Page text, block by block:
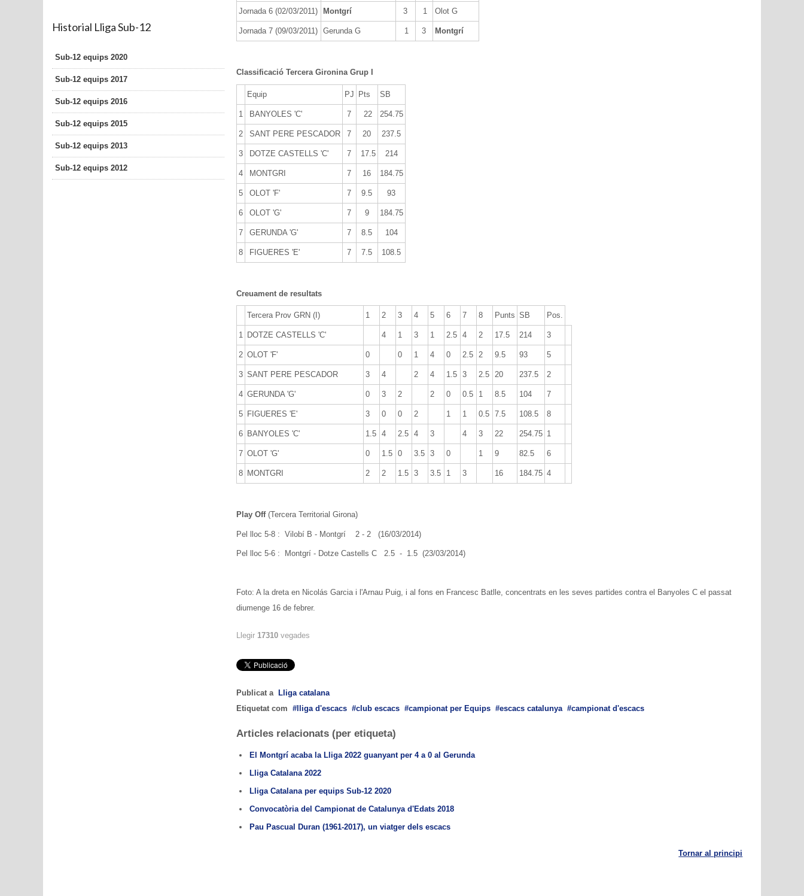
Historial Lliga Sub-12
Sub-12 equips 2020
Sub-12 equips 2017
Sub-12 equips 2016
Sub-12 equips 2015
Sub-12 equips 2013
Sub-12 equips 2012
Jornada 6 (02/03/2011) Montgrí 3 1 Olot G
Jornada 7 (09/03/2011) Gerunda G 1 3 Montgrí
Classificació Tercera Gironina Grup I
Equip PJ Pts SB
1 BANYOLES 'C' 7 22 254.75
2 SANT PERE PESCADOR 7 20 237.5
3 DOTZE CASTELLS 'C' 7 17.5 214
4 MONTGRI 7 16 184.75
5 OLOT 'F' 7 9.5 93
6 OLOT 'G' 7 9 184.75
7 GERUNDA 'G' 7 8.5 104
8 FIGUERES 'E' 7 7.5 108.5
Creuament de resultats
Tercera Prov GRN (I) 1 2 3 4 5 6 7 8 Punts SB Pos.
1 DOTZE CASTELLS 'C' 4 1 3 1 2.5 4 2 17.5 214 3
2 OLOT 'F' 0 0 1 4 0 2.5 2 9.5 93 5
3 SANT PERE PESCADOR 3 4 2 4 1.5 3 2.5 20 237.5 2
4 GERUNDA 'G' 0 3 2 2 0 0.5 1 8.5 104 7
5 FIGUERES 'E' 3 0 0 2 1 1 0.5 7.5 108.5 8
6 BANYOLES 'C' 1.5 4 2.5 4 3 4 3 22 254.75 1
7 OLOT 'G' 0 1.5 0 3.5 3 0 1 9 82.5 6
8 MONTGRI 2 2 1.5 3 3.5 1 3 16 184.75 4
Play Off(Tercera Territorial Girona)
Pel lloc 5-8 : Vilobí B - Montgrí 2 - 2 (16/03/2014)
Pel lloc 5-6 : Montgrí - Dotze Castells C 2.5 - 1.5 (23/03/2014)
Foto: A la dreta en Nicolás Garcia i l'Arnau Puig, i al fons en Francesc Batlle, concentrats en les seves partides contra el Banyoles C el passat
diumenge 16 de febrer.
Llegir 17310vegades
Publicat a
Lliga catalana
Etiquetat com
lliga d'escacs club escacs campionat per Equips escacs catalunya campionat d'escacs
Articles relacionats (per etiqueta)
El Montgrí acaba la Lliga 2022 guanyant per 4 a 0 al Gerunda
Lliga Catalana 2022
Lliga Catalana per equips Sub-12 2020
Convocatòria del Campionat de Catalunya d'Edats 2018
Pau Pascual Duran (1961-2017), un viatger dels escacs
Tornar al principi